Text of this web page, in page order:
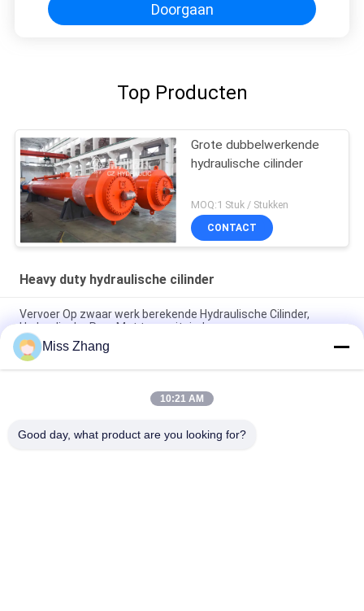
Doorgaan
Top Producten
Grote dubbelwerkende
hydraulische cilinder
MOQ:1 Stuk / Stukken
CONTACT
Heavy duty hydraulische cilinder
Vervoer Op zwaar werk berekende Hydraulische Cilinder,
Hydraulische Ram Met twee uiteinden
Het Diepe Gaten Radiale Poort 620mm Staaf 340mm van de
Koolstofstaal Op zwaar werk berekende Hydraulische Cilinder
De vlakke Grote Poort droeg Hydraulische Cilinders Op zwaar
Miss Zhang
10:21 AM
Good day, what product are you looking for?